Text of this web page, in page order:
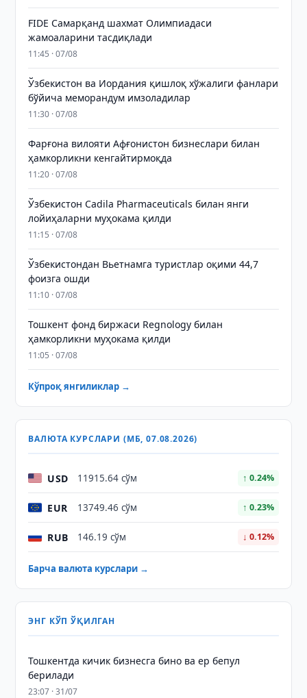
FIDE Самарқанд шахмат Олимпиадаси
жамоаларини тасдиқлади
11:45 · 07/08
Ўзбекистон ва Иордания қишлоқ хўжалиги фанлари
бўйича меморандум имзоладилар
11:30 · 07/08
Фарғона вилояти Афғонистон бизнеслари билан
ҳамкорликни кенгайтирмоқда
11:20 · 07/08
Ўзбекистон Cadila Pharmaceuticals билан янги
лойиҳаларни муҳокама қилди
11:15 · 07/08
Ўзбекистондан Вьетнамга туристлар оқими 44,7
фоизга ошди
11:10 · 07/08
Тошкент фонд биржаси Regnology билан
ҳамкорликни муҳокама қилди
11:05 · 07/08
Кўпроқ янгиликлар →
ВАЛЮТА КУРСЛАРИ (МБ, 07.08.2026)
USD 11915.64 сўм ↑ 0.24%
EUR 13749.46 сўм ↑ 0.23%
RUB 146.19 сўм ↓ 0.12%
Барча валюта курслари →
ЭНГ КЎП ЎҚИЛГАН
Тошкентда кичик бизнесга бино ва ер бепул
берилади
23:07 · 31/07